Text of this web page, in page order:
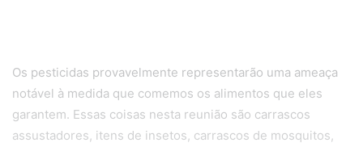
Os pesticidas provavelmente representarão uma ameaça
notável à medida que comemos os alimentos que eles
garantem. Essas coisas nesta reunião são carrascos
assustadores, itens de insetos, carrascos de mosquitos,